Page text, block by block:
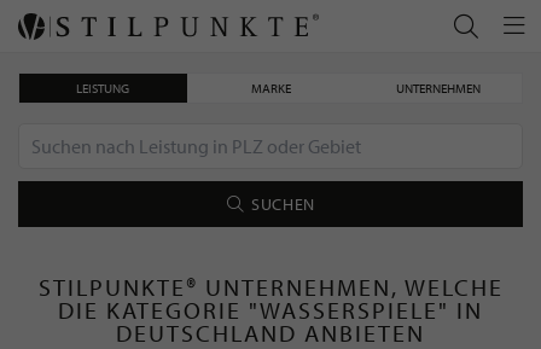
LEISTUNG MARKE UNTERNEHMEN
SUCHEN
STILPUNKTE® UNTERNEHMEN, WELCHE
DIE KATEGORIE "WASSERSPIELE" IN
DEUTSCHLAND ANBIETEN